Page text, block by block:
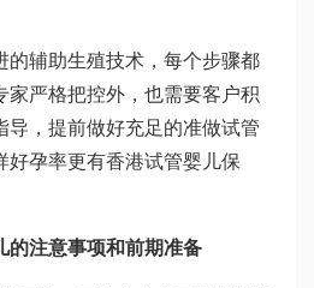
的辅助生殖技术，每个步骤都
家严格把控外，也需要客户积
导，提前做好充足的准做试管
好孕率更有香港试管婴儿保
的注意事项和前期准备